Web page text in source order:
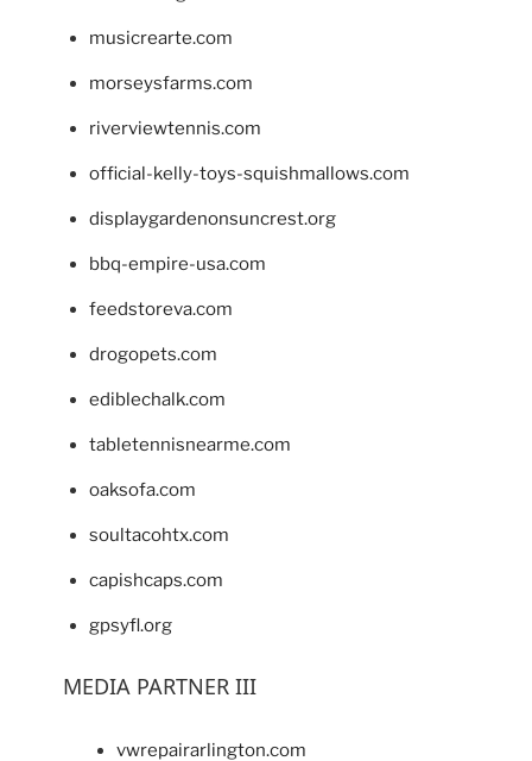
musicrearte.com
morseysfarms.com
riverviewtennis.com
official-kelly-toys-squishmallows.com
displaygardenonsuncrest.org
bbq-empire-usa.com
feedstoreva.com
drogopets.com
ediblechalk.com
tabletennisnearme.com
oaksofa.com
soultacohtx.com
capishcaps.com
gpsyfl.org
MEDIA PARTNER III
vwrepairarlington.com